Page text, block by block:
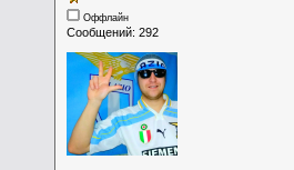
Оффлайн
Сообщений: 292